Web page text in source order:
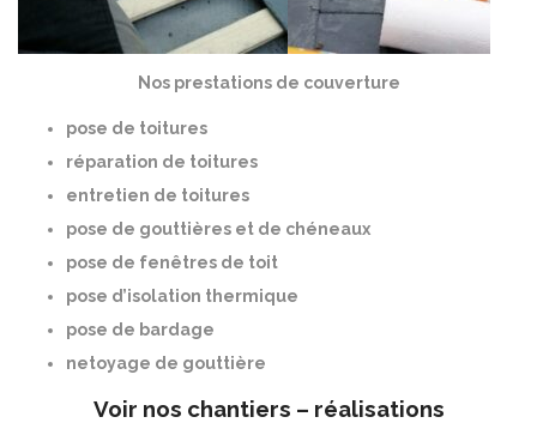
Nos prestations de couverture
pose de toitures
réparation de toitures
entretien de toitures
pose de gouttières et de chéneaux
pose de fenêtres de toit
pose d’isolation thermique
pose de bardage
netoyage de gouttière
Voir nos chantiers – réalisations